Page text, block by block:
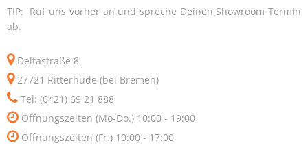
TIP: Ruf uns vorher an und spreche Deinen Showroom Termin
ab.
Deltastraße 8
27721 Ritterhude (bei Bremen)
Tel: (0421) 69 21 888
Öffnungszeiten (Mo-Do.) 10:00 - 19:00
Öffnungszeiten (Fr.) 10:00 - 17:00